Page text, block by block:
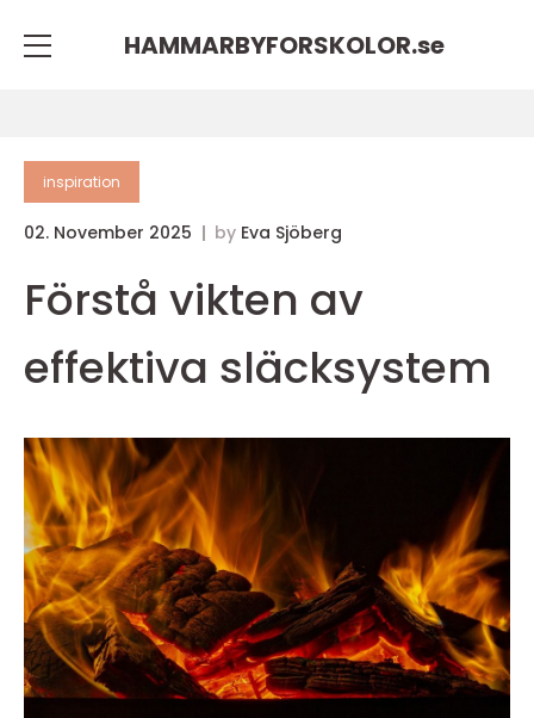
HAMMARBYFORSKOLOR.se
inspiration
02. November 2025 by Eva Sjöberg
Förstå vikten av
effektiva släcksystem